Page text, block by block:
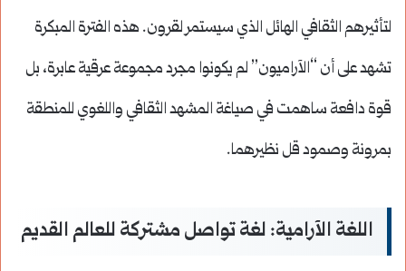
لتأثيرهم الثقافي الهائل الذي سيستمر لقرون. هذه الفترة المبكرة
تشهد على أن “الآراميون” لم يكونوا مجرد مجموعة عرقية عابرة، بل
قوة دافعة ساهمت في صياغة المشهد الثقافي واللغوي للمنطقة
بمرونة وصمود قل نظيرهما.
اللغة الآرامية: لغة تواصل مشتركة للعالم القديم